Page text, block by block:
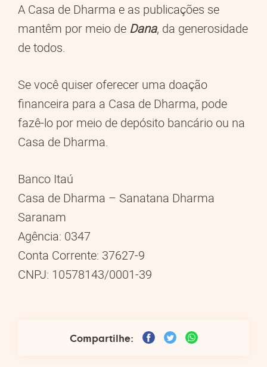
A Casa de Dharma e as publicações se
mantêm por meio de Dana, da generosidade
de todos.
Se você quiser oferecer uma doação
financeira para a Casa de Dharma, pode
fazê-lo por meio de depósito bancário ou na
Casa de Dharma.
Banco Itaú
Casa de Dharma – Sanatana Dharma
Saranam
Agência: 0347
Conta Corrente: 37627-9
CNPJ: 10578143/0001-39
Compartilhe: